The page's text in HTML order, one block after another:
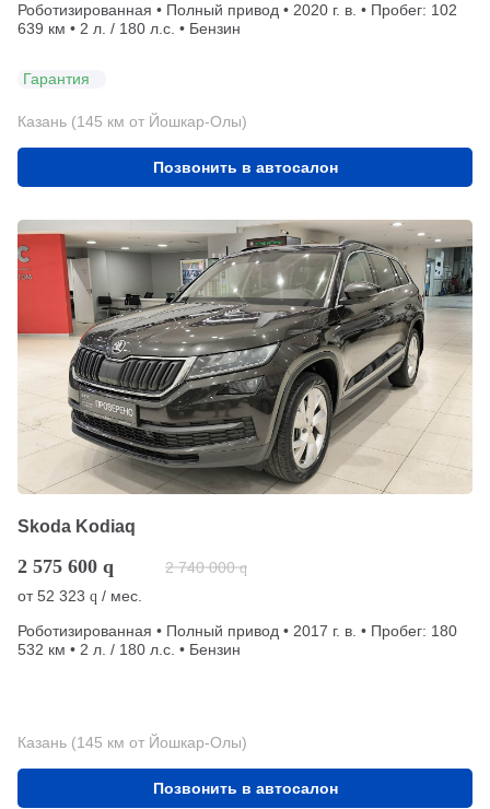
Роботизированная • Полный привод • 2020 г. в. • Пробег: 102
639 км • 2 л. / 180 л.с. • Бензин
Гарантия
Казань (145 км от Йошкар-Олы)
Позвонить в автосалон
Skoda Kodiaq
2 575 600 q 2 740 000 q
от52 323 q / мес.
Роботизированная • Полный привод • 2017 г. в. • Пробег: 180
532 км • 2 л. / 180 л.с. • Бензин
Казань (145 км от Йошкар-Олы)
Позвонить в автосалон